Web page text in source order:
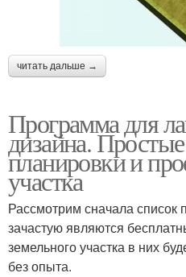
читать дальше →
Программа для
дизайна.
планировки и
участка
Рассмотрим сначала список
зачастую являются
земельного участка в них
без опыта.